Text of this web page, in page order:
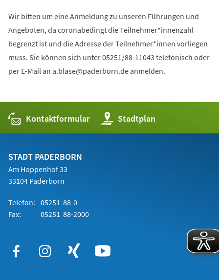
Wir bitten um eine Anmeldung zu unseren Führungen und
Angeboten, da coronabedingt die Teilnehmer*innenzahl
begrenzt ist und die Adresse der Teilnehmer*innen vorliegen
muss. Sie können sich unter 05251/88-11043 telefonisch oder
per E-Mail an a.blase paderborn deanmelden.
Kontaktformular Stadtplan
(Öffnet
in
einem
STADT PADERBORN
Am Hoppenhof 33
33104 Paderborn
Telefon: 05251 88-0
Fax:
05251 88-2000